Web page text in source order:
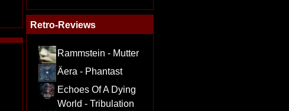
Retro-Reviews
Rammstein - Mutter
Äera - Phantast
Echoes Of A Dying
World - Tribulation